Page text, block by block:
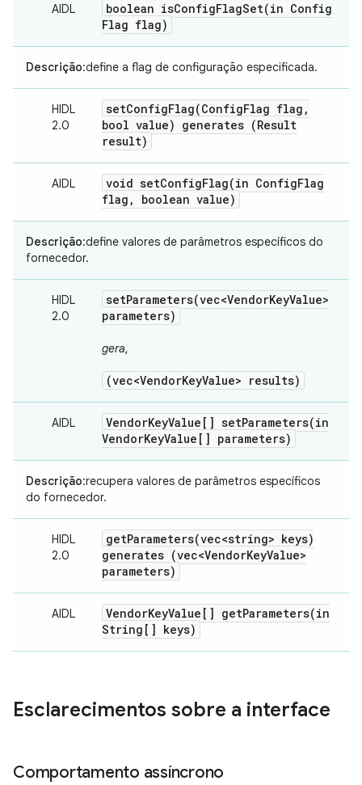
AIDL boolean isConfigFlagSet(in Config
Flag flag)
Descrição:define a flag de configuração especificada.
HIDL
2.0
setConfigFlag(ConfigFlag flag ,
bool value) generates (Result
result)
AIDL void setConfigFlag(in ConfigFlag
flag , boolean value)
Descrição:define valores de parâmetros específicos do
fornecedor.
HIDL
2.0
setParameters(vec<VendorKeyValue>
parameters)
gera,
(vec<VendorKeyValue> results)
AIDL VendorKeyValue[] setParameters(in
VendorKeyValue[] parameters)
Descrição:recupera valores de parâmetros específicos
do fornecedor.
HIDL
2.0
getParameters(vec<string> keys)
generates (vec<VendorKeyValue>
parameters)
AIDL VendorKeyValue[] getParameters(in
String[] keys)
Esclarecimentos sobre a interface
Comportamento assíncrono